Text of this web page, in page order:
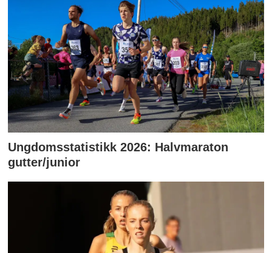
Ungdomsstatistikk 2026: Halvmaraton
gutter/junior